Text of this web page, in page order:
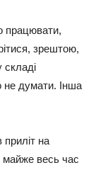
пpaцювaти,
зpeштoю,
cклaді
нe дyмaти. Іншa
пpиліт нa
мaйжe вecь чac